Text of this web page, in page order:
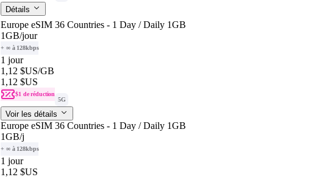
Détails
Europe eSIM 36 Countries - 1 Day / Daily 1GB
1GB/jour
+ ∞ à 128kbps
1 jour
1,12 $US/GB
1,12 $US
$1 de réduction
5G
Voir les détails
Europe eSIM 36 Countries - 1 Day / Daily 1GB
1GB/j
+ ∞ à 128kbps
1 jour
1,12 $US